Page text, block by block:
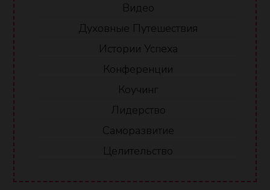
Видео
Духовные Путешествия
Истории Успеха
Конференции
Коучинг
Лидерство
Саморазвитие
Целительство